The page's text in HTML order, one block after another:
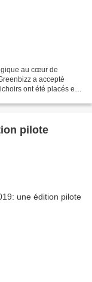
au cœur de
a accepté
ont été placés en
pilote